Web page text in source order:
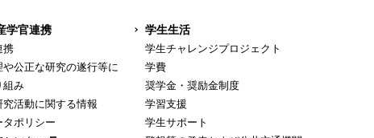
学官連携
携
や公正な研究の遂行等に
組み
究活動に関する情報
タポリシー
学生生活
学生チャレンジプロジェクト
学費
奨学金・奨励金制度
学習支援
学生サポート